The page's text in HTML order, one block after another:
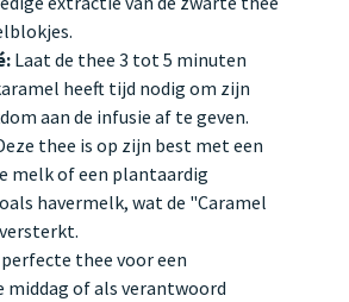
Laat de thee 3 tot 5 minuten
heeft tijd nodig om zijn
aan de infusie af te geven.
thee is op zijn best met een
melk of een plantaardig
havermelk, wat de "Caramel
perfecte thee voor een
middag of als verantwoord